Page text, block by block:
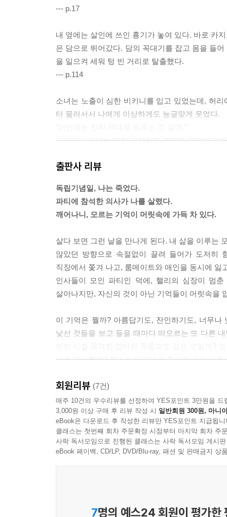
--- p.17
내 옆에는 살인에 쓰인 흉기가 놓여 있다. 바로 카
은 담으로 뛰어갔다. 담의 꼭대기를 잡고 몸을 들
을 일으켜 세워 텅 빈 거리로 탈출했다.
--- p.114
소녀는 노출이 심한 비키니를 입고 있었는데, 허
터 물러서서 나에게 이상하게도 능글맞게 웃었다.
그러더니 소녀는 마치 요정처럼 맨발로 저택의 뒤
--- p.144
이모부의 느낌이, 이모부의 체취가 좋았다. 나는
가만히 속삭였다.
“핼리, 너는 그 이후로 계속 도망치고 있단다. 언젠
토리는 아무 질문도 하지 않았다. 처음에는 말이
신이 느껴졌다. 토리에게 나는 우리 엄마와 마찬
내가 말을 마쳤을 때도 토리는 조용했다. 침묵이
--- p.273
타일러가 맞다. 나는 무엇을 믿어야 할지 모르겠
모든 것이 너무나 생생하다. 게다가 지금까지 모
라스베이거스에서 만난 긴 금발의 그 남자다. 골
는 정확하게 나를 겨누어 다시 한번 총을 쐈지만,
머리 옆을 지나갔다. 나는 우산을 떨어뜨렸다. 그
서 벗겨졌고 나는 신발을 차버렸다.
--- p.344
그냥 스카이의 그늘에 사는 것에 만족하기로 했다.
출판사 리뷰
독립기념일, 나는 죽었다.
파티에 참석한 의사가 나를 살렸다.
깨어나니, 모르는 기억이 머릿속에 가득 차 있다.
살다 보면 그런 날을 만나게 된다. 내 삶을 이루는
않았던 방향으로 속절없이 끌려 들어가 도저히
직장에서 쫓겨 나고, 룸메이트와 애인을 동시에
인사들이 모인 파티인 덕에, 핼리의 심장이 멈
살아나지만, 자신의 것이 아닌 기억들이 머릿속을
이 기억은 뭘까? 아름답기도, 잔인하기도, 너무
낯선 것들을 보고 들을 때마다 떠오르는 또 다른
날을 맞이할까? 핼리는 파편으로 흩어져 숨어 버
“바다를 향해, 포세이돈을 향해, 별을 향해 크게 소
하지만 이 정처 없이 시끄러운 밤의 한 가운데,
나의 목소리는 속절없이 작았다.”
이 책의 숨은 매력은 흡입력 있는 구성과 박진감
회원리뷰 (7건)
매주 10건의 우수리뷰를 선정하여 YES포인트 3만원을 드
3,000원 이상 구매 후 리뷰 작성 시 일반회원 300원, 마니
eBook은 다운로드 후 작성한 리뷰만 YES포인트 지급됩니
클래스는 첫번째 회차 주문확정 시점부터 마지막 회차 주
사락 독서모임으로 진행된 클래스는 사락 독서모임 게시
eBook 페이백, CD/LP, DVD/Blu-ray, 패션 및 판매금지 상
7명의 예스24 회원이 평가한